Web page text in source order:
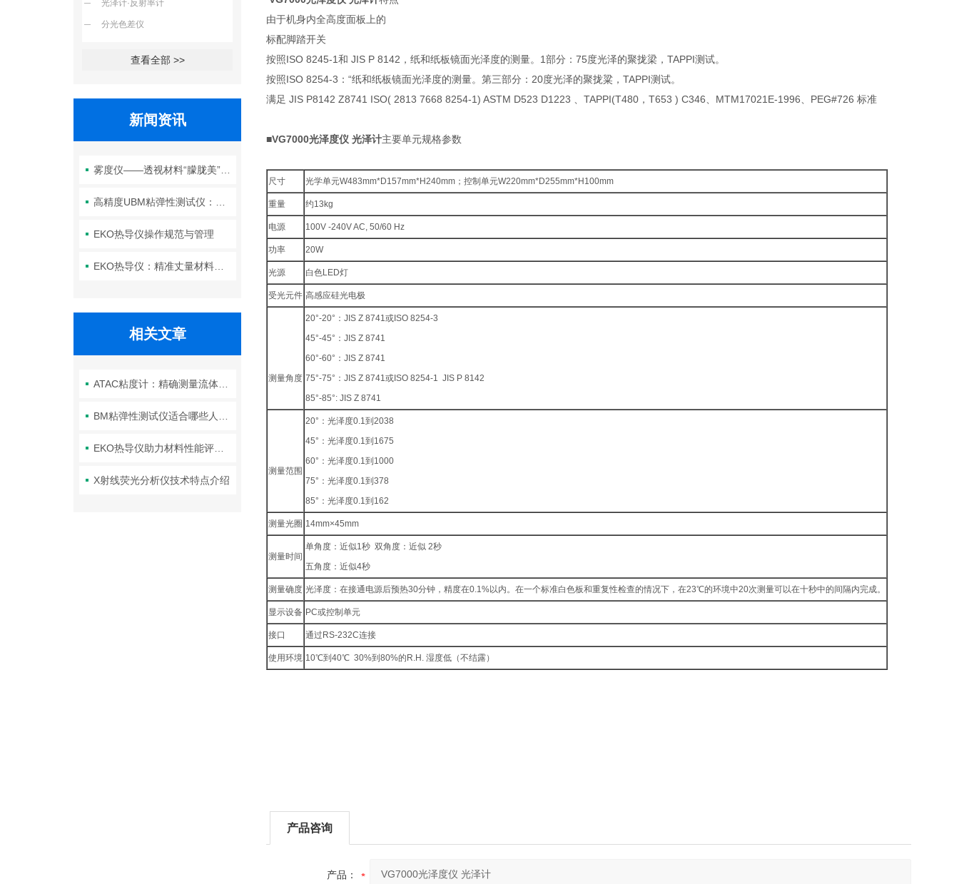
光泽计·反射率计
分光色差仪
查看全部 >>
新闻资讯
雾度仪——透视材料“朦胧美”背后的光学密码
EKO热导仪操作规范与管理
EKO热导仪：精准丈量材料热性能的“温度标尺”
相关文章
ATAC粘度计：精确测量流体粘度的实验室伙伴
EKO热导仪助力材料性能评估与优化
X射线荧光分析仪技术特点介绍
由于机身内全高度面板上的
标配脚踏开关
按照ISO 8245-1和 JIS P 8142，纸和纸板镜面光泽度的测量。1部分：75度光泽的聚拢梁，TAPPI测试。
按照ISO 8254-3：“纸和纸板镜面光泽度的测量。第三部分：20度光泽的聚拢粱，TAPPI测试。
满足 JIS P8142 Z8741 ISO( 2813 7668 8254-1) ASTM D523 D1223 、TAPPI(T480，T653 ) C346、MTM17021E-1996、PEG#726 标准
■VG7000光泽度仪 光泽计主要单元规格参数
尺寸 光学单元W483mm*D157mm*H240mm；控制单元W220mm*D255mm*H100mm
重量 约13kg
电源 100V -240V AC, 50/60 Hz
功率 20W
光源 白色LED灯
受光元件 高感应硅光电极
测量角度
20°-20°：JIS Z 8741或ISO 8254-3
45°-45°：JIS Z 8741
60°-60°：JIS Z 8741
75°-75°：JIS Z 8741或ISO 8254-1 JIS P 8142
85°-85°: JIS Z 8741
测量范围
20°：光泽度0.1到2038
45°：光泽度0.1到1675
60°：光泽度0.1到1000
75°：光泽度0.1到378
85°：光泽度0.1到162
测量光圈 14mm×45mm
测量时间
单角度：近似1秒 双角度：近似 2秒
五角度：近似4秒
测量确度 光泽度：在接通电源后预热30分钟，精度在0.1%以内。在一个标准白色板和重复性检查的情况下，在23℃的环境中20次测量可以在十秒中的间隔内完成。
显示设备 PC或控制单元
接口 通过RS-232C连接
使用环境 10℃到40℃ 30%到80%的R.H. 湿度低（不结露）
产品咨询
产品：